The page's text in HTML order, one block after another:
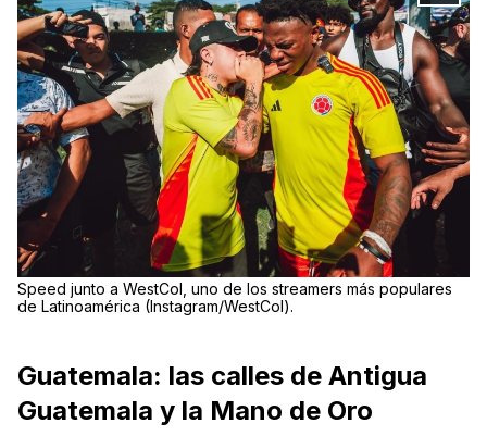
Speed junto a WestCol, uno de los streamers más populares
de Latinoamérica (Instagram/WestCol).
Guatemala: las calles de Antigua
Guatemala y la Mano de Oro